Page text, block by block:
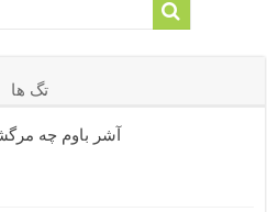
تگ ها
آشر باوم چه